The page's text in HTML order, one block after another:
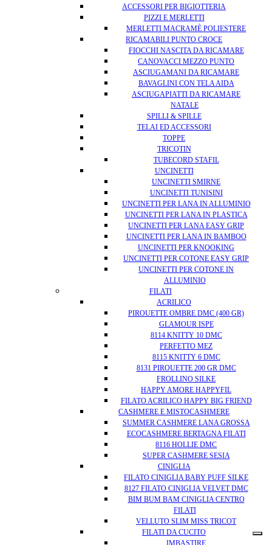
ACCESSORI PER BIGIOTTERIA
PIZZI E MERLETTI
MERLETTI MACRAMÈ POLIESTERE
RICAMABILI PUNTO CROCE
FIOCCHI NASCITA DA RICAMARE
CANOVACCI MEZZO PUNTO
ASCIUGAMANI DA RICAMARE
BAVAGLINI CON TELA AIDA
ASCIUGAPIATTI DA RICAMARE
NATALE
SPILLI & SPILLE
TELAI ED ACCESSORI
TOPPE
TRICOTIN
TUBECORD STAFIL
UNCINETTI
UNCINETTI SMIRNE
UNCINETTI TUNISINI
UNCINETTI PER LANA IN ALLUMINIO
UNCINETTI PER LANA IN PLASTICA
UNCINETTI PER LANA EASY GRIP
UNCINETTI PER LANA IN BAMBOO
UNCINETTI PER KNOOKING
UNCINETTI PER COTONE EASY GRIP
UNCINETTI PER COTONE IN
ALLUMINIO
FILATI
ACRILICO
PIROUETTE OMBRE DMC (400 GR)
GLAMOUR ISPE
8114 KNITTY 10 DMC
PERFETTO MEZ
8115 KNITTY 6 DMC
8131 PIROUETTE 200 GR DMC
FROLLINO SILKE
HAPPY AMORE HAPPYFIL
FILATO ACRILICO HAPPY BIG FRIEND
CASHMERE E MISTOCASHMERE
SUMMER CASHMERE LANA GROSSA
ECOCASHMERE BERTAGNA FILATI
8116 HOLLIE DMC
SUPER CASHMERE SESIA
CINIGLIA
FILATO CINIGLIA BABY PUFF SILKE
8127 FILATO CINIGLIA VELVET DMC
BIM BUM BAM CINIGLIA CENTRO
FILATI
VELLUTO SLIM MISS TRICOT
FILATI DA CUCITO
IMBASTIRE